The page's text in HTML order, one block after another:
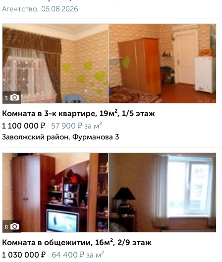
Агентство, 05.08.2026
3
Комната в 3-к квартире, 19м², 1/5 этаж
1 100 000 ₽ 57 900 ₽ за м²
Заволжский район, Фурманова 3
8
Комната в общежитии, 16м², 2/9 этаж
1 030 000 ₽ 64 400 ₽ за м²